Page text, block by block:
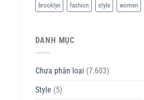
brooklyn fashion style women
DANH MỤC
Chưa phân loại (7.603)
Style (5)